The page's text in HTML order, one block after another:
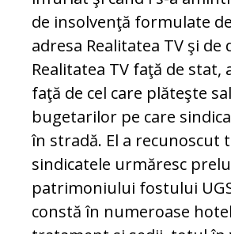
de insolvenţă formulate
adresa Realitatea TV şi de
Realitatea TV faţă de stat,
faţă de cel care plăteşte
bugetarilor pe care
în stradă. El a recunoscut
sindicatele urmăresc
patrimoniului fostului
constă în numeroase